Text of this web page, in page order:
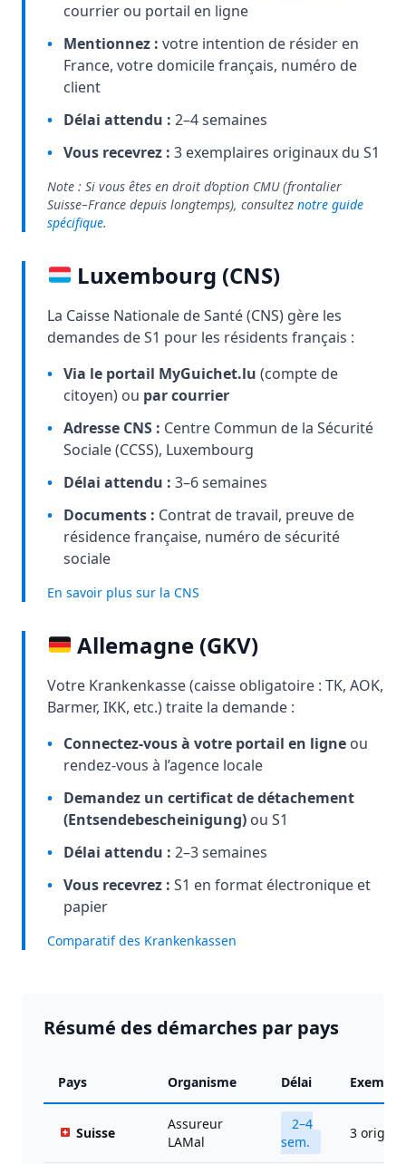
courrier ou portail en ligne
• Mentionnez : votre intention de résider en
France, votre domicile français, numéro de
client
• Délai attendu : 2–4 semaines
• Vous recevrez : 3 exemplaires originaux du S1
Note : Si vous êtes en droit d’option CMU (frontalier
Suisse–France depuis longtemps), consultez notre guide
spécifique.
Luxembourg (CNS)
La Caisse Nationale de Santé (CNS) gère les
demandes de S1 pour les résidents français :
• Via le portail MyGuichet.lu (compte de
citoyen) ou par courrier
• Adresse CNS : Centre Commun de la Sécurité
Sociale (CCSS), Luxembourg
• Délai attendu : 3–6 semaines
• Documents : Contrat de travail, preuve de
résidence française, numéro de sécurité
sociale
En savoir plus sur la CNS
Allemagne (GKV)
Votre Krankenkasse (caisse obligatoire : TK, AOK,
Barmer, IKK, etc.) traite la demande :
• Connectez-vous à votre portail en ligne ou
rendez-vous à l’agence locale
• Demandez un certificat de détachement
(Entsendebescheinigung) ou S1
• Délai attendu : 2–3 semaines
• Vous recevrez : S1 en format électronique et
papier
Comparatif des Krankenkassen
Résumé des démarches par pays
Pays Organisme Délai
Suisse
Assureur
LAMal
2–4
sem.
3